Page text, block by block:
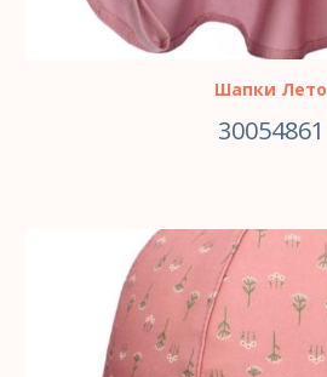
Шапки Лето
30054861